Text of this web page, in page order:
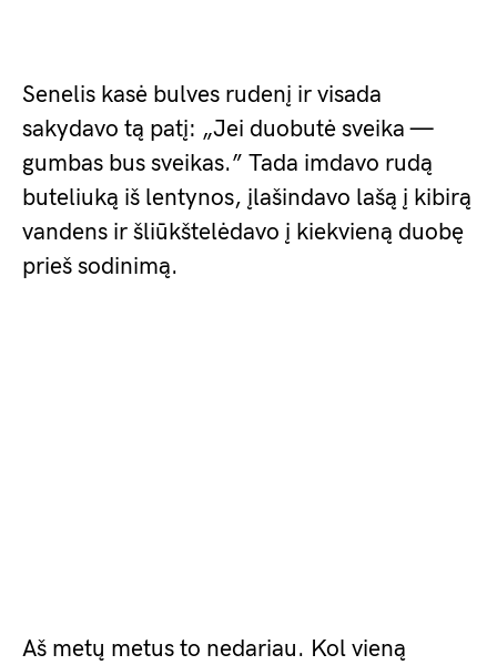
Senelis kasė bulves rudenį ir visada
sakydavo tą patį: „Jei duobutė sveika —
gumbas bus sveikas.” Tada imdavo rudą
buteliuką iš lentynos, įlašindavo lašą į kibirą
vandens ir šliūkštelėdavo į kiekvieną duobę
prieš sodinimą.
Aš metų metus to nedariau. Kol vieną